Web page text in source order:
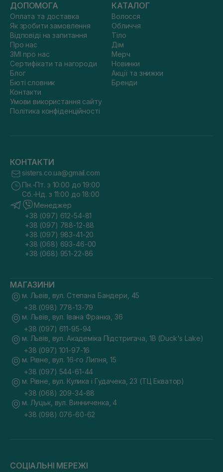
ДОПОМОГА
Оплата та доставка
Як зробити замовлення
Відповіді на запитання
Про нас
ЗМІ про нас
Сертифікати та нагороди
Блог
Бюті словник
Контакти
Умови використання сайту
Політика конфіденційності
КАТАЛОГ
Волосся
Обличчя
Тіло
Дім
Мерч
Новинки
Акції та знижки
Бренди
КОНТАКТИ
sisters.co.ua@gmail.com
Пн.-Пт. з 10:00 до 19:00
Сб.-Нд. з 11:00 до 18:00
Менеджер
+38 (097) 612-54-81
+38 (097) 788-12-88
+38 (097) 983-41-20
+38 (068) 693-46-00
+38 (068) 951-22-86
МАГАЗИНИ
м. Львів, вул. Степана Бандери, 45
+38 (098) 778-13-79
м. Львів, вул. Івана Франка, 36
+38 (097) 611-95-94
м. Львів, вул. Академіка Підстригача, 1В (Duck's Lake)
+38 (097) 101-97-16
м. Рівне, вул. 16-го Липня, 15
+38 (097) 544-61-44
м. Рівне, вул. Кулика і Гудачека, 23 (ТЦ Екватор)
+38 (068) 209-34-88
м. Луцьк, вул. Винниченка, 4
+38 (098) 076-60-62
СОЦІАЛЬНІ МЕРЕЖІ